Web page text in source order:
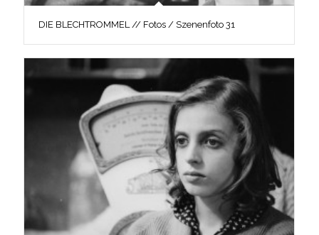
DIE BLECHTROMMEL // Fotos / Szenenfoto 31